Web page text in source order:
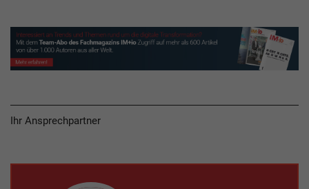
Ihr Ansprechpartner